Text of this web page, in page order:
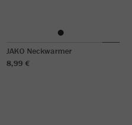
JAKO Neckwarmer
8,99 €